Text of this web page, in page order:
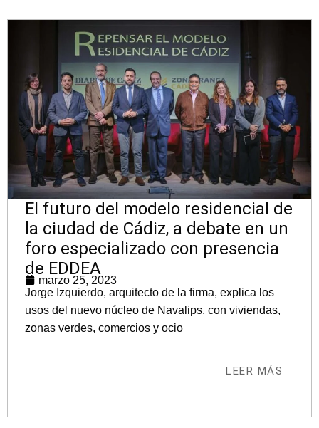
El futuro del modelo residencial de
la ciudad de Cádiz, a debate en un
foro especializado con presencia
de EDDEA
marzo 25, 2023
Jorge Izquierdo, arquitecto de la firma, explica los
usos del nuevo núcleo de Navalips, con viviendas,
zonas verdes, comercios y ocio
LEER MÁS